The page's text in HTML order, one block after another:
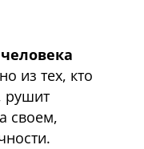
из тех, кто
рушит
своем,